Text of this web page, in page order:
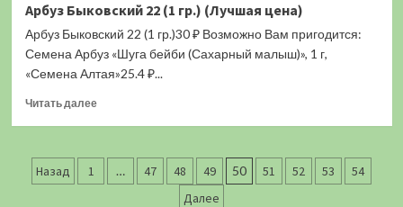
Принцесса
Александра
F1
(Лучшая
Арбуз Быковский 22 (1 гр.) (Лучшая цена)
Арбуз Быковский 22 (1 гр.)30 ₽ Возможно Вам пригодится:
Семена Арбуз «Шуга бейби (Сахарный малыш)», 1 г,
«Семена Алтая»25.4 ₽...
Читать далееПрочитать
Быковский
22
Пагинация
Назад 1 … 47 48 49 50 51 52 53
54
Далее